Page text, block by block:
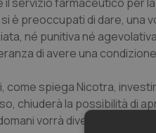
è preoccupati di dare, una
né punitiva né
di avere una
come spiega Nicotra,
chiuderà la possibilità di
vorrà diventare